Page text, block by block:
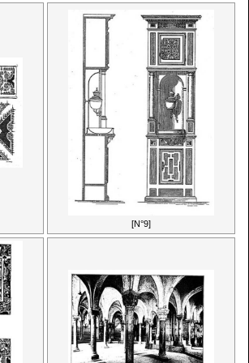
[N°9]